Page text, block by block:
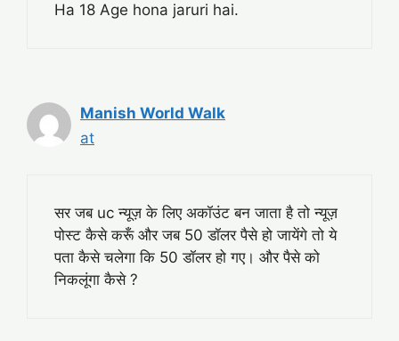
Ha 18 Age hona jaruri hai.
Manish World Walk
at
सर जब uc न्यूज़ के लिए अकॉउंट बन जाता है तो न्यूज़
पोस्ट कैसे करूँ और जब 50 डॉलर पैसे हो जायेंगे तो ये
पता कैसे चलेगा कि 50 डॉलर हो गए। और पैसे को
निकलूंगा कैसे ?